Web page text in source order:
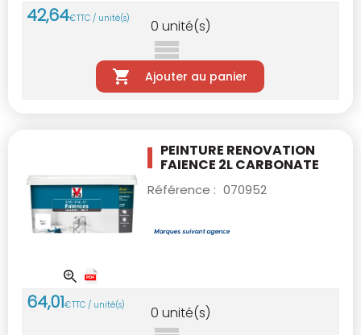
42,64€TTC / unité(s) 0 unité(s)
Ajouter au panier
PEINTURE RENOVATION
FAIENCE 2L CARBONATE
Référence : 070952
64,01€TTC / unité(s) 0 unité(s)